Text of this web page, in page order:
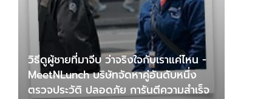
วิธีดูผู้ชายที่มาจีบ ว่าจริงใจกับเราแค่ไหน -
MeetNLunch บริษัทจัดหาคู่อันดับหนึ่ง
ตรวจประวัติ ปลอดภัย การันตีความสำเร็จ